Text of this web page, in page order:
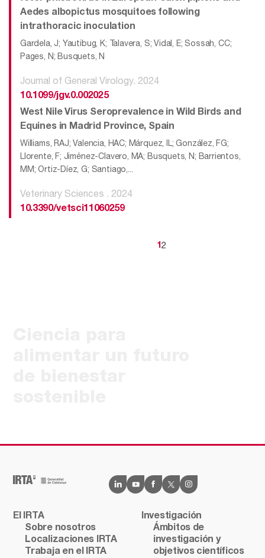
Aedes albopictus mosquitoes following
intrathoracic inoculation
Gardela, J; Yautibug, K; Talavera, S; Vidal, E; Sossah, CC;
Pages, N; Busquets, N
Journal of General Virology. 2024
10.1099/jgv.0.002025
West Nile Virus Seroprevalence in Wild Birds and
Equines in Madrid Province, Spain
Williams, RAJ; Valencia, HAC; Márquez, IL; González, FG;
Llorente, F; Jiménez-Clavero, MA; Busquets, N; Barrientos,
MM; Ortiz-Díez, G; Santiago,...
Veterinary Sciences . 2024
10.3390/vetsci11060259
1 2
El IRTA
Sobre nosotros
Localizaciones IRTA
Trabaja en el IRTA
Investigación
Ámbitos de
investigación y
objetivos científicos